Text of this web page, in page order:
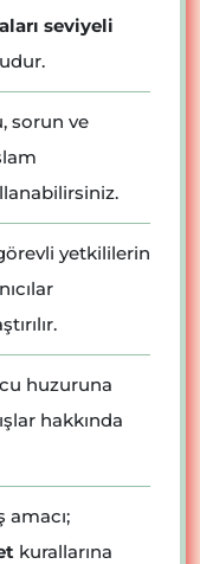
seviyeli
sorun ve
yetkililerin
huzuruna
hakkında
amacı;
kurallarına